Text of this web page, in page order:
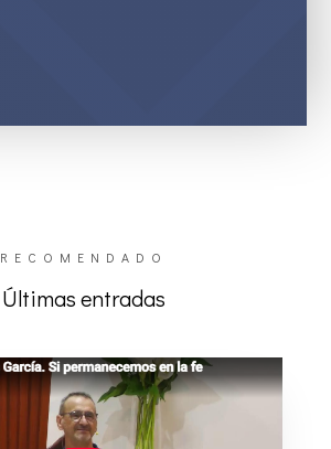
RECOMENDADO
Últimas entradas